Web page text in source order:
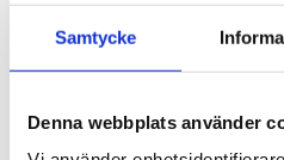
Samtycke
Denna webbplats använder